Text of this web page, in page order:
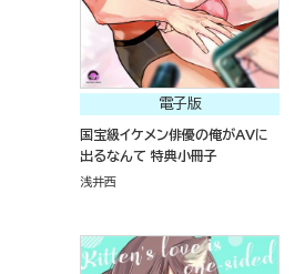
電子版
国宝級イケメン俳優の俺がAVに
出るなんて 特典小冊子
浅井西